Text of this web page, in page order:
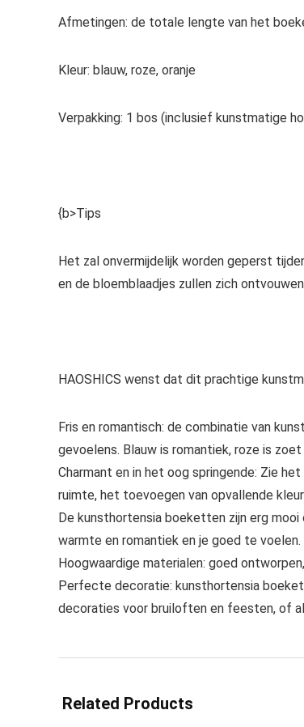
Afmetingen: de totale lengte van het
Kleur: blauw, roze, oranje
Verpakking: 1 bos (inclusief kunstmatige
{b>Tips
Het zal onvermijdelijk worden geperst
en de bloemblaadjes zullen zich
HAOSHICS wenst dat dit prachtige
Fris en romantisch: de combinatie van
gevoelens. Blauw is romantiek, roze is zoet
Charmant en in het oog springende: Zie
ruimte, het toevoegen van opvallende
De kunsthortensia boeketten zijn erg
warmte en romantiek en je goed te voelen.
Hoogwaardige materialen: goed
Perfecte decoratie: kunsthortensia
decoraties voor bruiloften en feesten, of
Related Products